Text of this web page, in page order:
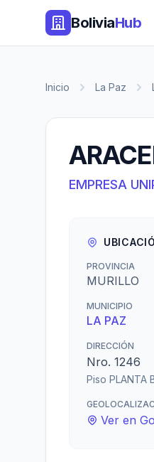
BoliviaHub
Inicio La Paz
EMPRESA
PROVINCIA
MURILLO
MUNICIPIO
LA PAZ
DIRECCIÓN
Nro. 1246
Piso PLANTA
Ver en